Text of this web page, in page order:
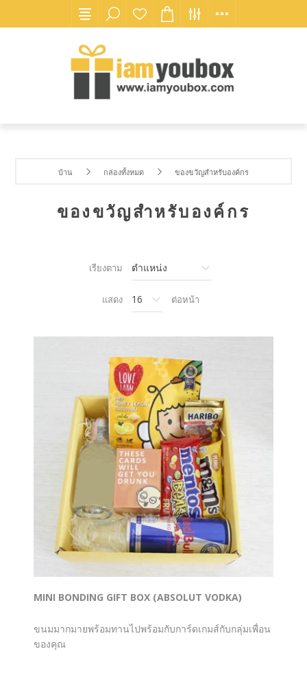
บ้าน กล่องทั้งหมด ของขวัญสำหรับองค์กร
ของขวัญสำหรับองค์กร
เรียงตาม
แสดง ต่อหน้า
MINI BONDING GIFT BOX (ABSOLUT VODKA)
ขนมมากมายพร้อมทานไปพร้อมกับการ์ดเกมส์กับกลุ่มเพื่อน
ของคุณ